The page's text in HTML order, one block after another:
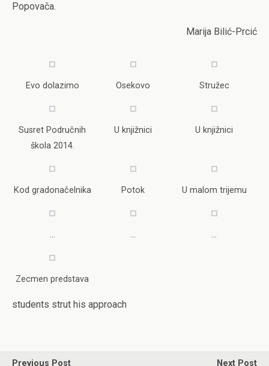
Popovača.
Marija Bilić-Prcić
Evo dolazimo Osekovo Stružec
Susret Područnih
škola 2014.
U knjižnici U knjižnici
Kod gradonačelnika Potok U malom trijemu
… … …
Zecmen predstava
students strut his approach
Previous Post Next Post